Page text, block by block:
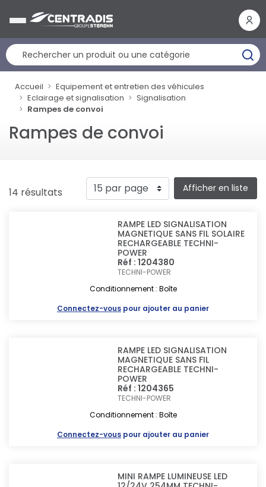
Accueil
Equipement et entretien des véhicules
Eclairage et signalisation
Signalisation
Rampes de convoi
Rampes de convoi
14 résultats Afficher en liste
RAMPE LED SIGNALISATION
MAGNETIQUE SANS FIL SOLAIRE
RECHARGEABLE TECHNI-
POWER
Réf : 1204380
TECHNI-POWER
Conditionnement : Boîte
Connectez-vous pour ajouter au panier
RAMPE LED SIGNALISATION
MAGNETIQUE SANS FIL
RECHARGEABLE TECHNI-
POWER
Réf : 1204365
TECHNI-POWER
Conditionnement : Boîte
Connectez-vous pour ajouter au panier
MINI RAMPE LUMINEUSE LED